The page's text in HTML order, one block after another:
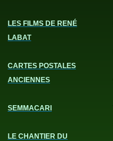
LES FILMS DE RENÉ
LABAT
CARTES POSTALES
ANCIENNES
SEMMACARI
LE CHANTIER DU